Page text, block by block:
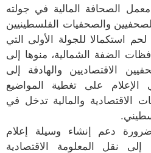
الصحافة المالية في جولته
والصحفيات الفلسطينيين
استكمالا للجولة الأولى التي
الضفة الشمالية، منوها إلى
الاقتصاديين والهادفة إلى
على تغطية المواضيع
الاقتصادية والمالية تدخل في
دعم إنشاء وسيلة إعلام
نقل المعلومة الاقتصادية